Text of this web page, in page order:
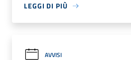
LEGGI DI PIÙ
AVVISI